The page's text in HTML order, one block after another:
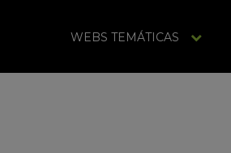
WEBS TEMÁTICAS